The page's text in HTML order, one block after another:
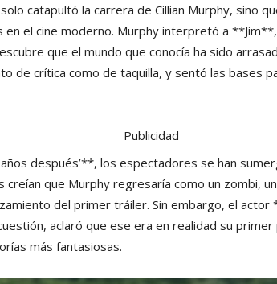
catapultó la carrera de Cillian Murphy, sino
en el cine moderno. Murphy interpretó a
que el mundo que conocía ha sido
de crítica como de taquilla, y sentó las bases
Publicidad
después’**, los espectadores se han
creían que Murphy regresaría como un zombi,
del primer tráiler. Sin embargo, el actor
aclaró que ese era en realidad su primer
más fantasiosas.